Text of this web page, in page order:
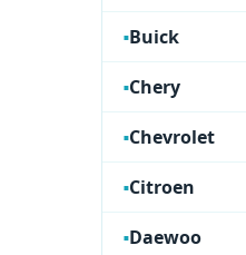
Buick
Chery
Chevrolet
Citroen
Daewoo